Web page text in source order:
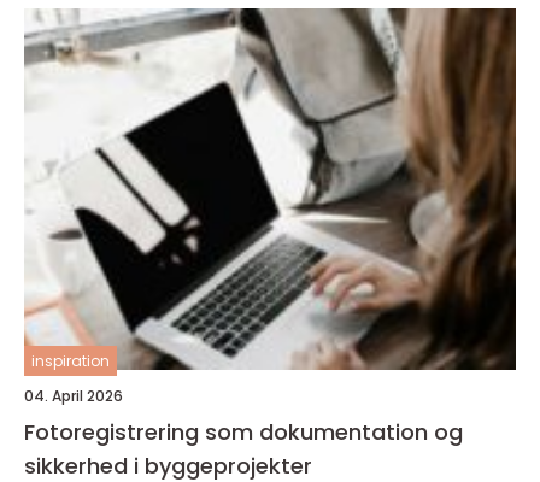
inspiration
04. April 2026
Fotoregistrering som dokumentation og
sikkerhed i byggeprojekter